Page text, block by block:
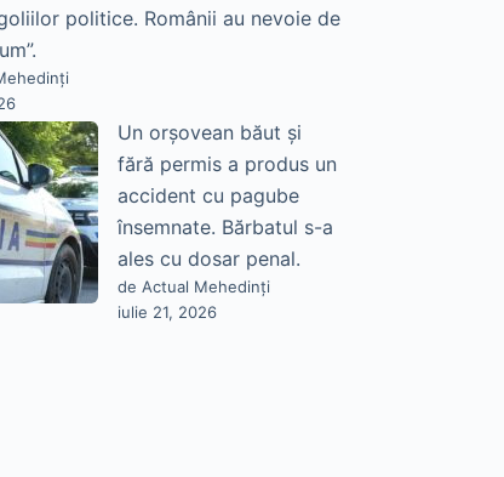
politice. Românii au nevoie de
Un orșovean băut și
fără permis a produs un
accident cu pagube
însemnate. Bărbatul s-a
ales cu dosar penal.
de Actual Mehedinți
iulie 21, 2026